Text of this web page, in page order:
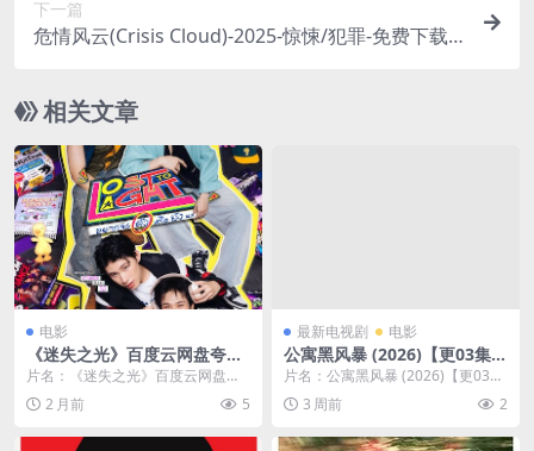
妈和她的孩子，一场母爱与邪灵的对抗开始了🇦🇺｜
下一篇
危情风云(Crisis Cloud)-2025-惊悚/犯罪-免费下载
全球金融危机的巨大阴谋，从此被卷入了专业杀手
与跨国集团的无尽追杀之中🏙️｜
相关文章
电影
《迷失之光》百度云网盘夸克
下载.阿里云盘.中字.(2026)
片名：《迷失之光》百度云网盘夸
克下载.阿里云盘.中字.(2026) 分
类：电影 ...
2 月前 5
最新电视剧 电影
公寓黑风暴 (2026)【更03集】
【WEB-DL.1080p】【内封简
繁英】【犯罪/悬疑】
片名：公寓黑风暴 (2026)【更03
集】【WEB-DL.1080p】【内封简
繁...3 周前 2